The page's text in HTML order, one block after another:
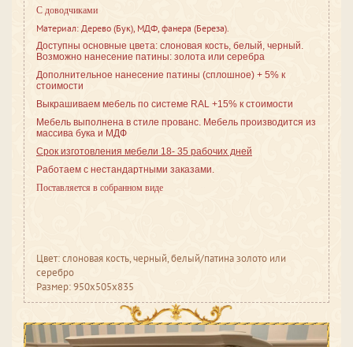
С доводчиками
Материал: Дерево (Бук), МДФ, фанера (Береза).
Доступны основные цвета: слоновая кость, белый, черный.
Возможно нанесение патины: золота или серебра
Дополнительное нанесение патины (сплошное) + 5% к
стоимости
Выкрашиваем мебель по системе RAL +15% к стоимости
Мебель выполнена в стиле прованс. Мебель производится из
массива бука и МДФ
Срок изготовления мебели 18- 35 рабочих дней
Работаем с нестандартными заказами.
Поставляется в собранном виде
Цвет: слоновая кость, черный, белый/патина золото или
серебро
Размер: 950x505x835